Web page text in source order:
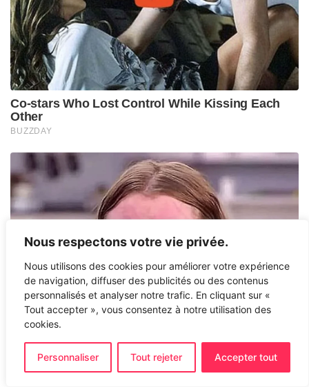
Nous respectons votre vie privée.
Nous utilisons des cookies pour améliorer votre expérience
de navigation, diffuser des publicités ou des contenus
personnalisés et analyser notre trafic. En cliquant sur «
Tout accepter », vous consentez à notre utilisation des
cookies.
Personnaliser Tout rejeter Accepter tout